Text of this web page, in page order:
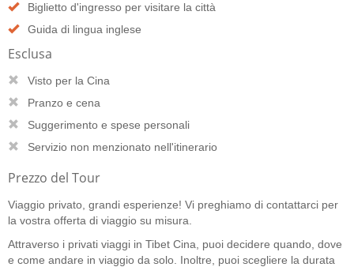
Biglietto d'ingresso per visitare la città
Guida di lingua inglese
Esclusa
Visto per la Cina
Pranzo e cena
Suggerimento e spese personali
Servizio non menzionato nell'itinerario
Prezzo del Tour
Viaggio privato, grandi esperienze! Vi preghiamo di contattarci per
la vostra offerta di viaggio su misura.
Attraverso i privati viaggi in Tibet Cina, puoi decidere quando, dove
e come andare in viaggio da solo. Inoltre, puoi scegliere la durata